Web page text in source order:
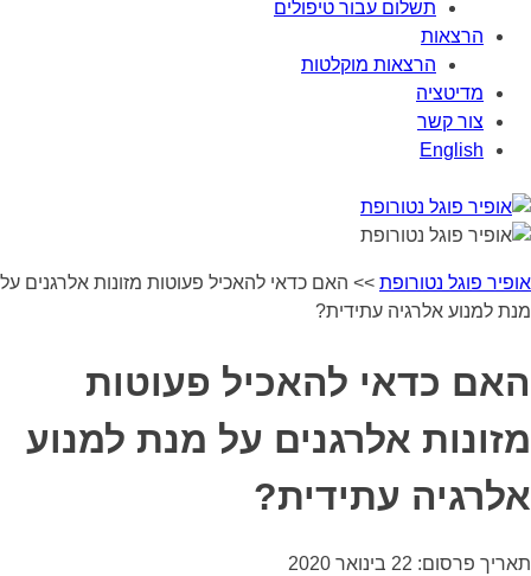
תשלום עבור טיפולים
הרצאות
הרצאות מוקלטות
מדיטציה
צור קשר
English
אופיר פוגל נטורופת >> האם כדאי להאכיל פעוטות מזונות אלרגנים על
מנת למנוע אלרגיה עתידית?
האם כדאי להאכיל פעוטות
מזונות אלרגנים על מנת למנוע
אלרגיה עתידית?
תאריך פרסום: 22 בינואר 2020